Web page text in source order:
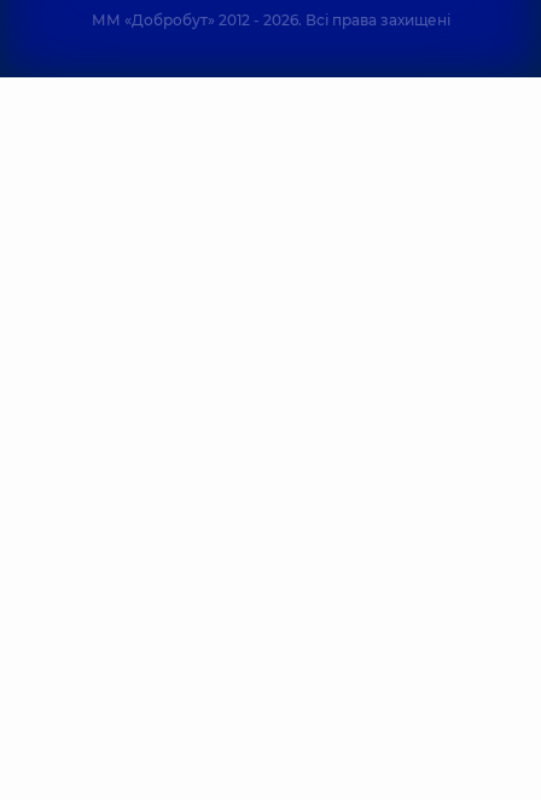
ММ «Добробут» 2012 - 2026. Всі права захищені